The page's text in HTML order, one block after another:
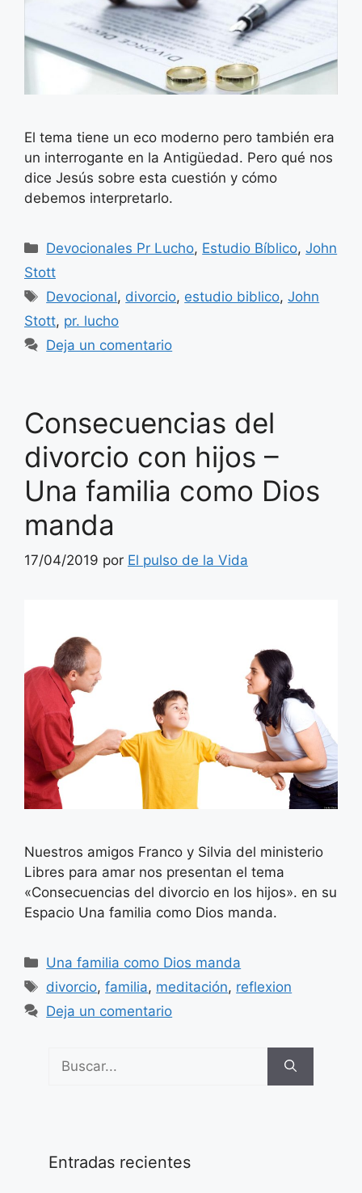
El tema tiene un eco moderno pero también era
un interrogante en la Antigüedad. Pero qué nos
dice Jesús sobre esta cuestión y cómo
debemos interpretarlo.
Categorías
Devocionales Pr Lucho, Estudio Bíblico,John
Stott
Etiquetas
Devocional, divorcio, estudio biblico,John
Stott, pr. lucho
Deja un comentario
Consecuencias del
divorcio con hijos –
Una familia como Dios
manda
17/04/2019 por El pulso de la Vida
Nuestros amigos Franco y Silvia del ministerio
Libres para amar nos presentan el tema
«Consecuencias del divorcio en los hijos». en su
Espacio Una familia como Dios manda.
Categorías
Una familia como Dios manda
Etiquetas
divorcio,familia, meditación, reflexion
Deja un comentario
Buscar:
Entradas recientes